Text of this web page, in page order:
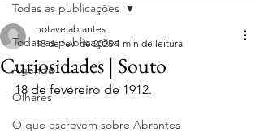
Todas as publicações
Agenda
Olhares
O que escrevem sobre Abrantes
Todas as publicações
Curiosidades | Souto
notavelabrantes
18 de fev. de 2025 1 min de leitura
18 de fevereiro de 1912.